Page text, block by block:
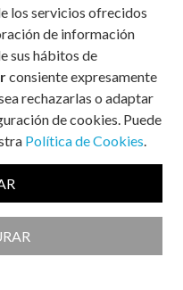
los servicios ofrecidos
de información
sus hábitos de
consiente expresamente
rechazarlas o adaptar
de cookies. Puede
Política de Cookies.